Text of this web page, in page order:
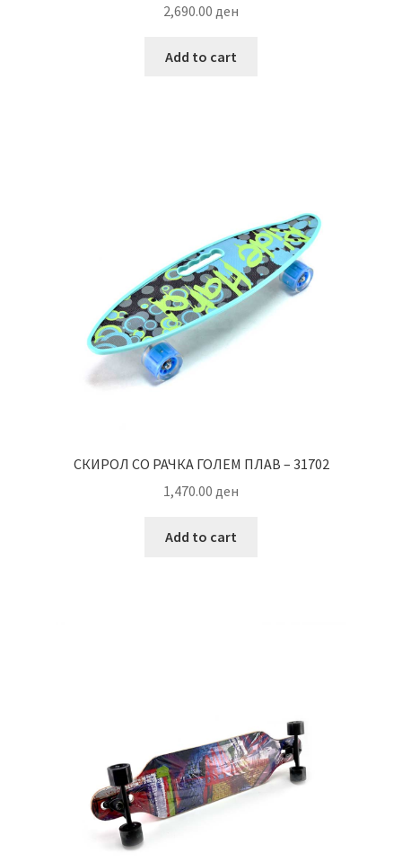
2,690.00 ден
Add to cart
СКИРОЛ СО РАЧКА ГОЛЕМ ПЛАВ – 31702
1,470.00 ден
Add to cart